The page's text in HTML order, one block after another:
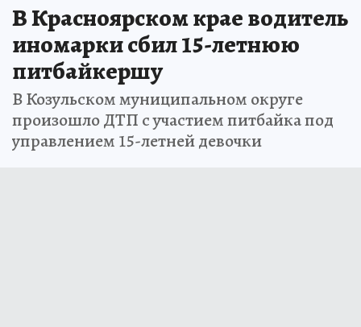
В Красноярском крае водитель
иномарки сбил 15-летнюю
питбайкершу
В Козульском муниципальном округе
произошло ДТП с участием питбайка под
управлением 15-летней девочки